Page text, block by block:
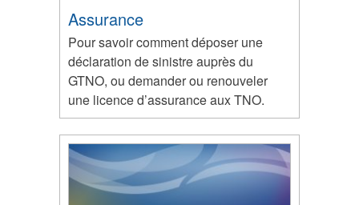
Assurance
Pour savoir comment déposer une
déclaration de sinistre auprès du
GTNO, ou demander ou renouveler
une licence d’assurance aux TNO.